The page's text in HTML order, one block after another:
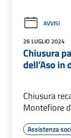
AVVISI
26 LUGLIO 2024
Chiusura
dell’Aso
Chiusura
Montefiore
Assistenza